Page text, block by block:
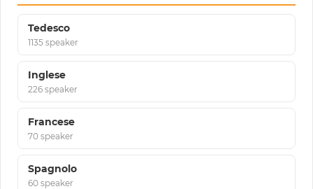
Tedesco
1135 speaker
Inglese
226 speaker
Francese
70 speaker
Spagnolo
60 speaker